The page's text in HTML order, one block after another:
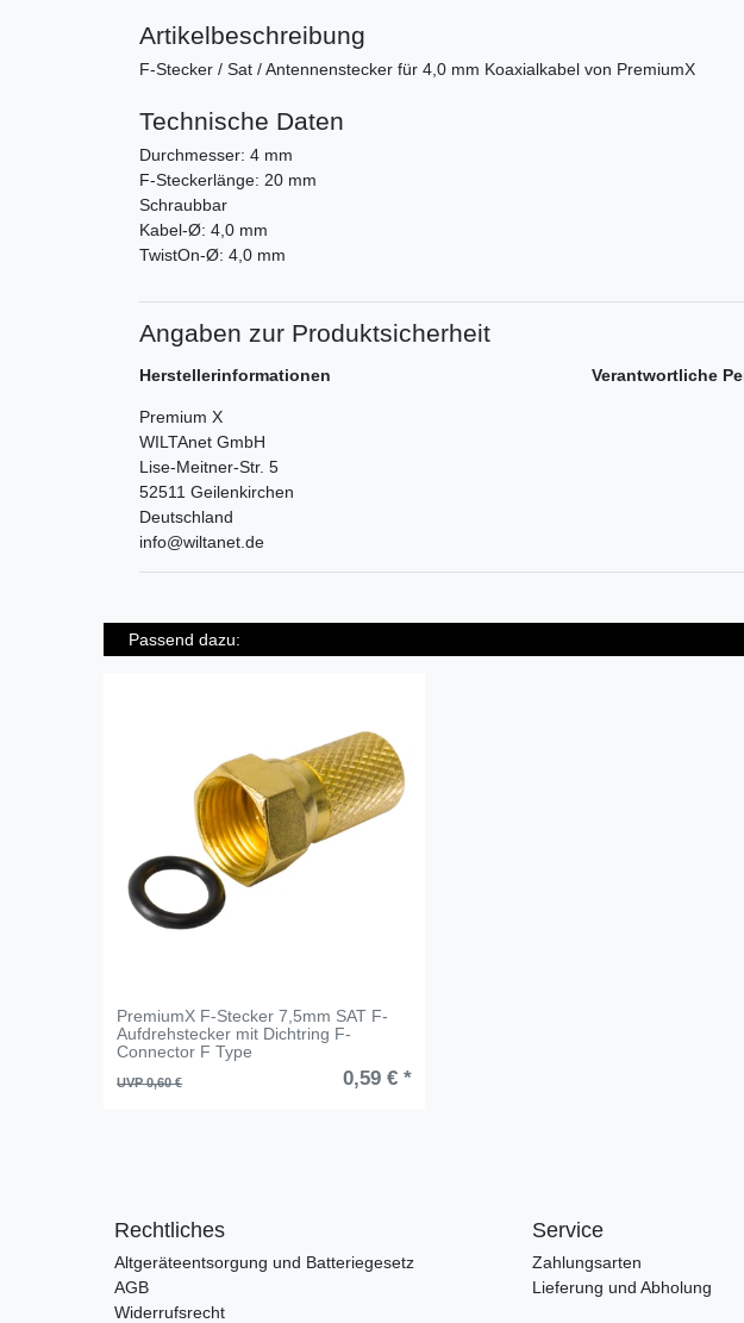
Artikelbeschreibung
F-Stecker / Sat / Antennenstecker für 4,0 mm Koaxialkabel von PremiumX
Technische Daten
Durchmesser: 4 mm
F-Steckerlänge: 20 mm
Schraubbar
Kabel-Ø: 4,0 mm
TwistOn-Ø: 4,0 mm
Angaben zur Produktsicherheit
Herstellerinformationen
Premium X
WILTAnet GmbH
Lise-Meitner-Str. 5
52511 Geilenkirchen
Deutschland
info@wiltanet.de
Verantwortliche
Passend dazu:
PremiumX F-Stecker 7,5mm SAT F-
Aufdrehstecker mit Dichtring F-
Connector F Type
UVP 0,60 € 0,59 € *
Rechtliches
Altgeräteentsorgung und Batteriegesetz
AGB
Widerrufsrecht
Service
Zahlungsarten
Lieferung und Abholung